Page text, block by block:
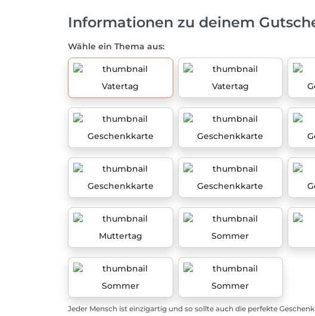
Informationen zu deinem
Wähle ein Thema aus:
Vatertag Vatertag
Geschenkkarte Geschenkkarte
Geschenkkarte Geschenkkarte
Muttertag Sommer
Sommer Sommer
Jeder Mensch ist einzigartig und so sollte auch die perfekte